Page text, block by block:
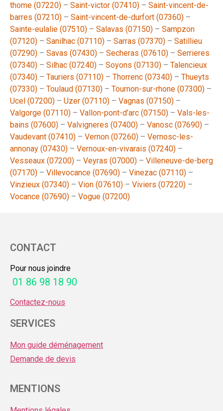
thome (07220) – Saint-victor (07410) – Saint-vincent-de-
barres (07210) – Saint-vincent-de-durfort (07360) –
Sainte-eulalie (07510) – Salavas (07150) – Sampzon
(07120) – Sanilhac (07110) – Sarras (07370) – Satillieu
(07290) – Savas (07430) – Secheras (07610) – Serrieres
(07340) – Silhac (07240) – Soyons (07130) – Talencieux
(07340) – Tauriers (07110) – Thorrenc (07340) – Thueyts
(07330) – Toulaud (07130) – Tournon-sur-rhone (07300) –
Ucel (07200) – Uzer (07110) – Vagnas (07150) –
Valgorge (07110) – Vallon-pont-d’arc (07150) – Vals-les-
bains (07600) – Valvigneres (07400) – Vanosc (07690) –
Vaudevant (07410) – Vernon (07260) – Vernosc-les-
annonay (07430) – Vernoux-en-vivarais (07240) –
Vesseaux (07200) – Veyras (07000) – Villeneuve-de-berg
(07170) – Villevocance (07690) – Vinezac (07110) –
Vinzieux (07340) – Vion (07610) – Viviers (07220) –
Vocance (07690) – Vogue (07200)
CONTACT
Pour nous joindre
01 86 98 18 90
Contactez-nous
SERVICES
Mon guide déménagement
Demande de devis
MENTIONS